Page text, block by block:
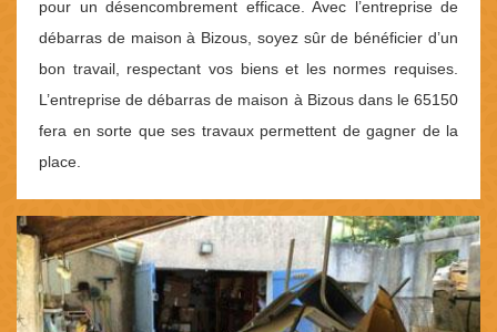
pour un désencombrement efficace. Avec l’entreprise de
débarras de maison à Bizous, soyez sûr de bénéficier d’un
bon travail, respectant vos biens et les normes requises.
L’entreprise de débarras de maison à Bizous dans le 65150
fera en sorte que ses travaux permettent de gagner de la
place.